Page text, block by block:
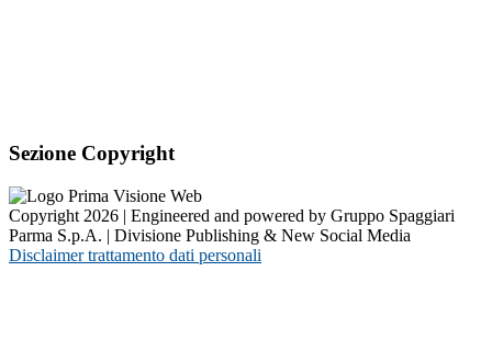
Sezione Copyright
Copyright 2026 | Engineered and powered by Gruppo Spaggiari
Parma S.p.A. | Divisione Publishing & New Social Media
Disclaimer trattamento dati personali